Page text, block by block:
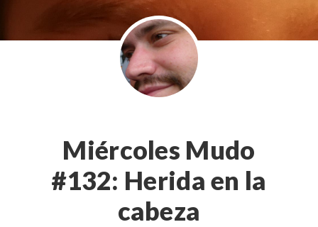
Miércoles Mudo
#132: Herida en la
cabeza